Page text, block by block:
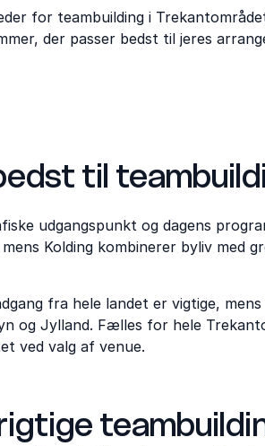
for teambuilding i
der passer bedst til jeres
til
udgangspunkt og dagens
Kolding kombinerer byliv med
fra hele landet er vigtige,
og Jylland. Fælles for hele
ved valg af venue.